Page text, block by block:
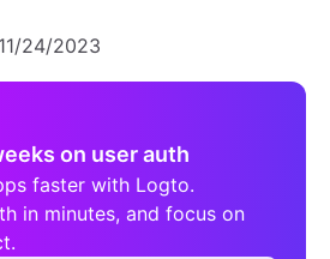
11/24/2023
on user auth
faster with Logto.
in minutes, and focus on